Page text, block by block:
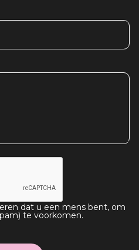
dat u een mens bent, om
te voorkomen.